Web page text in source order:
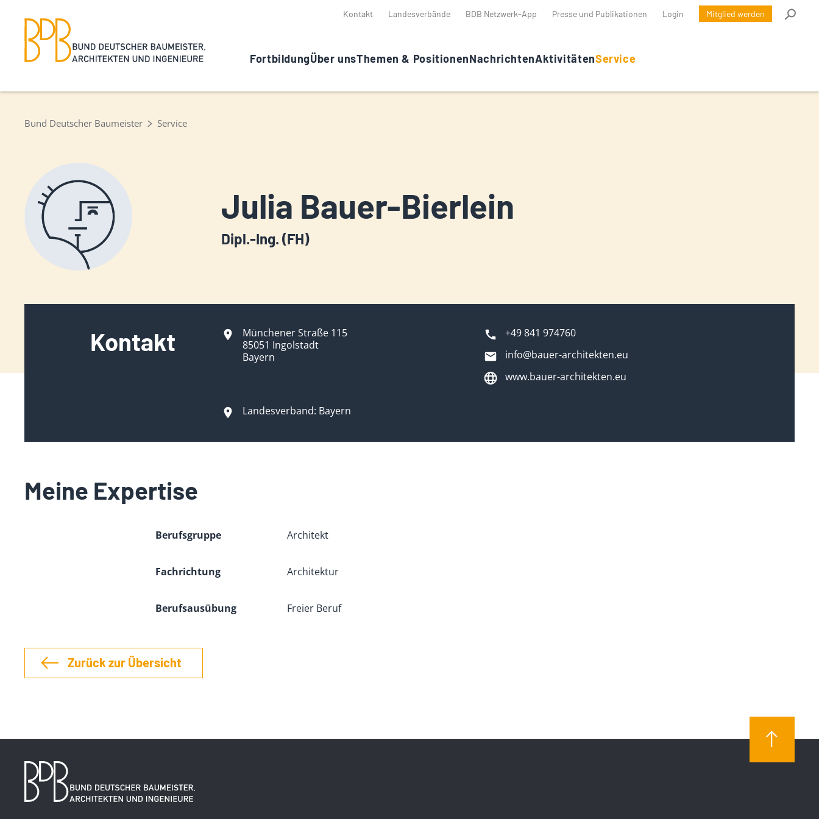
Kontakt Landesverbände BDB Netzwerk-App Presse und Publikationen Login Mitglied werden
FortbildungÜber unsThemen & PositionenNachrichtenAktivitätenService
Bund Deutscher Baumeister Service
Julia Bauer-Bierlein
Dipl.-Ing. (FH)
Kontakt
Münchener Straße 115
85051 Ingolstadt
Bayern
+49 841 974760
info@bauer-architekten.eu
www.bauer-architekten.eu
Landesverband: Bayern
Meine Expertise
Berufsgruppe Architekt
Fachrichtung Architektur
Berufsausübung Freier Beruf
Zurück zur Übersicht